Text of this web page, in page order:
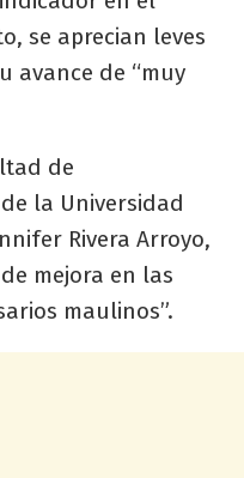
se aprecian leves
avance de “muy
de
la Universidad
Rivera Arroyo,
mejora en las
maulinos”.